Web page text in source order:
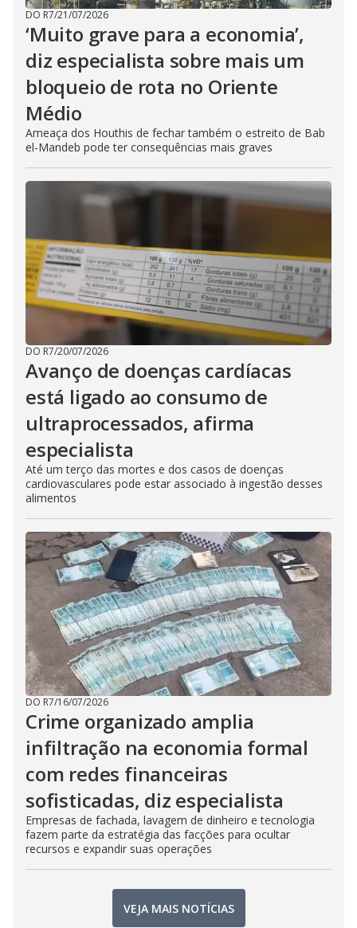
DO R7/21/07/2026
‘Muito grave para a economia’,
diz especialista sobre mais um
bloqueio de rota no Oriente
Médio
Ameaça dos Houthis de fechar também o estreito de Bab
el-Mandeb pode ter consequências mais graves
DO R7/20/07/2026
Avanço de doenças cardíacas
está ligado ao consumo de
ultraprocessados, afirma
especialista
Até um terço das mortes e dos casos de doenças
cardiovasculares pode estar associado à ingestão desses
alimentos
DO R7/16/07/2026
Crime organizado amplia
infiltração na economia formal
com redes financeiras
sofisticadas, diz especialista
Empresas de fachada, lavagem de dinheiro e tecnologia
fazem parte da estratégia das facções para ocultar
recursos e expandir suas operações
VEJA MAIS NOTÍCIAS